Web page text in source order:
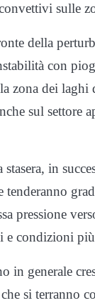
sulle
della
con
zona dei
sul settore
in
pressione
e condizioni
in generale
si terranno